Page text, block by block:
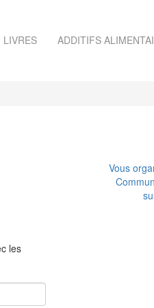
LIVRES ADDITIFS
les
Vous